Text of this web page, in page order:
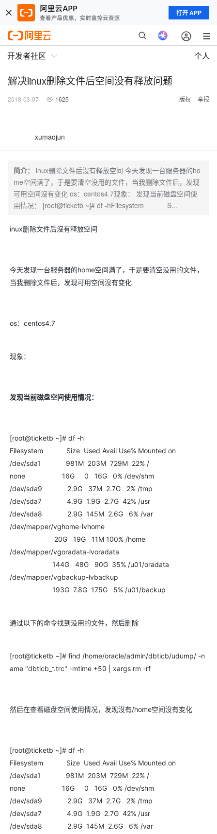
打开 APP
开发者社区 个人
解决linux删除文件后空间没有释放问题
2018-03-07 1625 版权 举报
xumaojun
简介：
inux删除文件后沒有释放空间 今天发现一台服务器的ho
me空间满了，于是要清空没用的文件，当我删除文件后，发现
可用空间沒有变化 os：centos4.7现象： 发现当前磁盘空间使
用情况： [root@ticketb ~]# df -hFilesystem S...
inux删除文件后沒有释放空间
今天发现一台服务器的home空间满了，于是要清空没用的文件，
当我删除文件后，发现可用空间沒有变化
os：centos4.7
现象：
发现当前磁盘空间使用情况：
[root@ticketb ~]# df -h
Filesystem Size Used Avail Use% Mounted on
/dev/sda1 981M 203M 729M 22% /
none 16G 0 16G 0% /dev/shm
/dev/sda9 2.9G 37M 2.7G 2% /tmp
/dev/sda7 4.9G 1.9G 2.7G 42% /usr
/dev/sda8 2.9G 145M 2.6G 6% /var
/dev/mapper/vghome-lvhome
20G 19G 11M 100% /home
/dev/mapper/vgoradata-lvoradata
144G 48G 90G 35% /u01/oradata
/dev/mapper/vgbackup-lvbackup
193G 7.8G 175G 5% /u01/backup
通过以下的命令找到没用的文件，然后删除
[root@ticketb ~]# find /home/oracle/admin/dbticb/udump/ -n
ame "dbticb_*.trc" -mtime +50 | xargs rm -rf
然后在查看磁盘空间使用情况，发现沒有/home空间沒有变化
[root@ticketb ~]# df -h
Filesystem Size Used Avail Use% Mounted on
/dev/sda1 981M 203M 729M 22% /
none 16G 0 16G 0% /dev/shm
/dev/sda9 2.9G 37M 2.7G 2% /tmp
/dev/sda7 4.9G 1.9G 2.7G 42% /usr
/dev/sda8 2.9G 145M 2.6G 6% /var